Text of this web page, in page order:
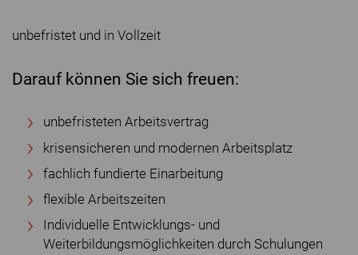
unbefristet und in Vollzeit
Darauf können Sie sich freuen:
unbefristeten Arbeitsvertrag
krisensicheren und modernen Arbeitsplatz
fachlich fundierte Einarbeitung
flexible Arbeitszeiten
Individuelle Entwicklungs- und
Weiterbildungsmöglichkeiten durch Schulungen